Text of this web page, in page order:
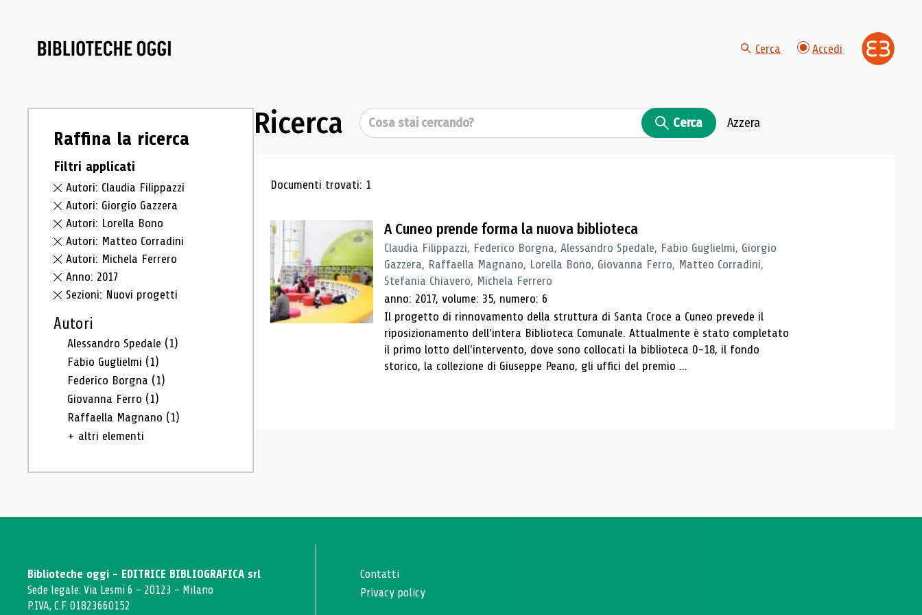
Cerca Accedi
Raffina la ricerca
Filtri applicati
Autori: Claudia Filippazzi
Autori: Giorgio Gazzera
Autori: Lorella Bono
Autori: Matteo Corradini
Autori: Michela Ferrero
Anno: 2017
Sezioni: Nuovi progetti
Autori
Alessandro Spedale (1)
Fabio Guglielmi (1)
Federico Borgna (1)
Giovanna Ferro (1)
Raffaella Magnano (1)
+ altri elementi
Ricerca Cerca Cerca Azzera
Risultati di ricerca
Documenti trovati: 1
A Cuneo prende forma la nuova biblioteca
Claudia Filippazzi, Federico Borgna, Alessandro Spedale, Fabio Guglielmi, Giorgio
Gazzera, Raffaella Magnano, Lorella Bono, Giovanna Ferro, Matteo Corradini,
Stefania Chiavero, Michela Ferrero
anno: 2017, volume: 35, numero: 6
Il progetto di rinnovamento della struttura di Santa Croce a Cuneo prevede il
riposizionamento dell'intera Biblioteca Comunale. Attualmente è stato completato
il primo lotto dell'intervento, dove sono collocati la biblioteca 0-18, il fondo
storico, la collezione di Giuseppe Peano, gli uffici del premio ...
Biblioteche oggi - EDITRICE BIBLIOGRAFICA srl
Sede legale: Via Lesmi 6 - 20123 - Milano
P.IVA, C.F. 01823660152
Contatti
Privacy policy